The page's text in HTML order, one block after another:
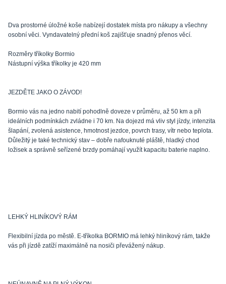
Dva prostorné úložné koše nabízejí dostatek místa pro nákupy a všechny
osobní věci. Vyndavatelný přední koš zajišťuje snadný přenos věcí.
Rozměry tříkolky Bormio
Nástupní výška tříkolky je 420 mm
JEZDĚTE JAKO O ZÁVOD!
Bormio vás na jedno nabití pohodlně doveze v průměru, až 50 km a při
ideálních podmínkách zvládne i 70 km. Na dojezd má vliv styl jízdy, intenzita
šlapání, zvolená asistence, hmotnost jezdce, povrch trasy, vítr nebo teplota.
Důležitý je také technický stav – dobře nafouknuté pláště, hladký chod
ložisek a správně seřízené brzdy pomáhají využít kapacitu baterie naplno.
LEHKÝ HLINÍKOVÝ RÁM
Flexibilní jízda po městě. E-tříkolka BORMIO má lehký hliníkový rám, takže
vás při jízdě zatíží maximálně na nosiči převážený nákup.